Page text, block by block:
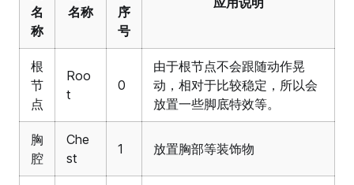
名
称
名称
序
号
根
节
点
Roo
t
0
由于根节点不会跟随动作晃
动，相对于比较稳定，所以会
放置一些脚底特效等。
胸
腔
Che
st
1 放置胸部等装饰物